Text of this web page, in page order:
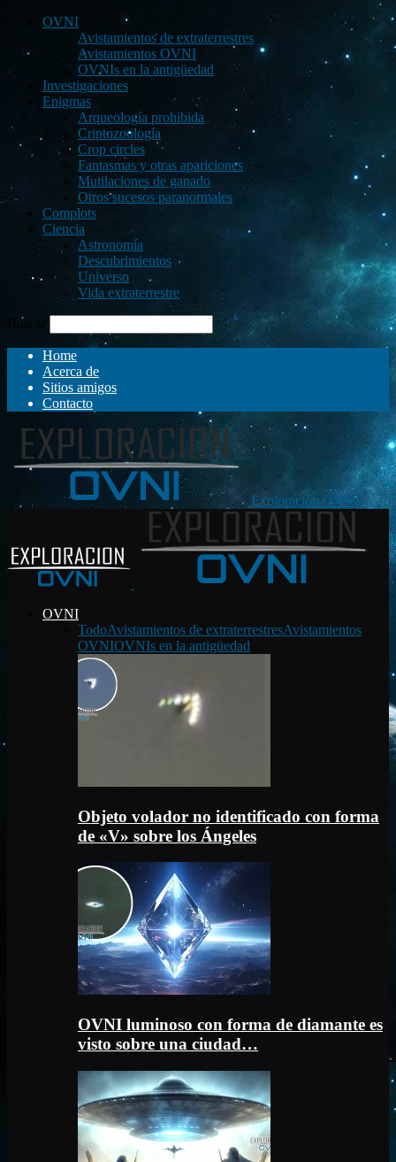
OVNI
Avistamientos de extraterrestres
Avistamientos OVNI
OVNIs en la antigüedad
Investigaciones
Enigmas
Arqueología prohibida
Criptozoología
Crop circles
Fantasmas y otras apariciones
Mutilaciones de ganado
Otros sucesos paranormales
Complots
Ciencia
Astronomía
Descubrimientos
Universo
Vida extraterrestre
Buscar
Home
Acerca de
Sitios amigos
Contacto
Exploración OVNI
OVNI
TodoAvistamientos de extraterrestresAvistamientos
OVNIOVNIs en la antigüedad
Objeto volador no identificado con forma
de «V» sobre los Ángeles
OVNI luminoso con forma de diamante es
visto sobre una ciudad…